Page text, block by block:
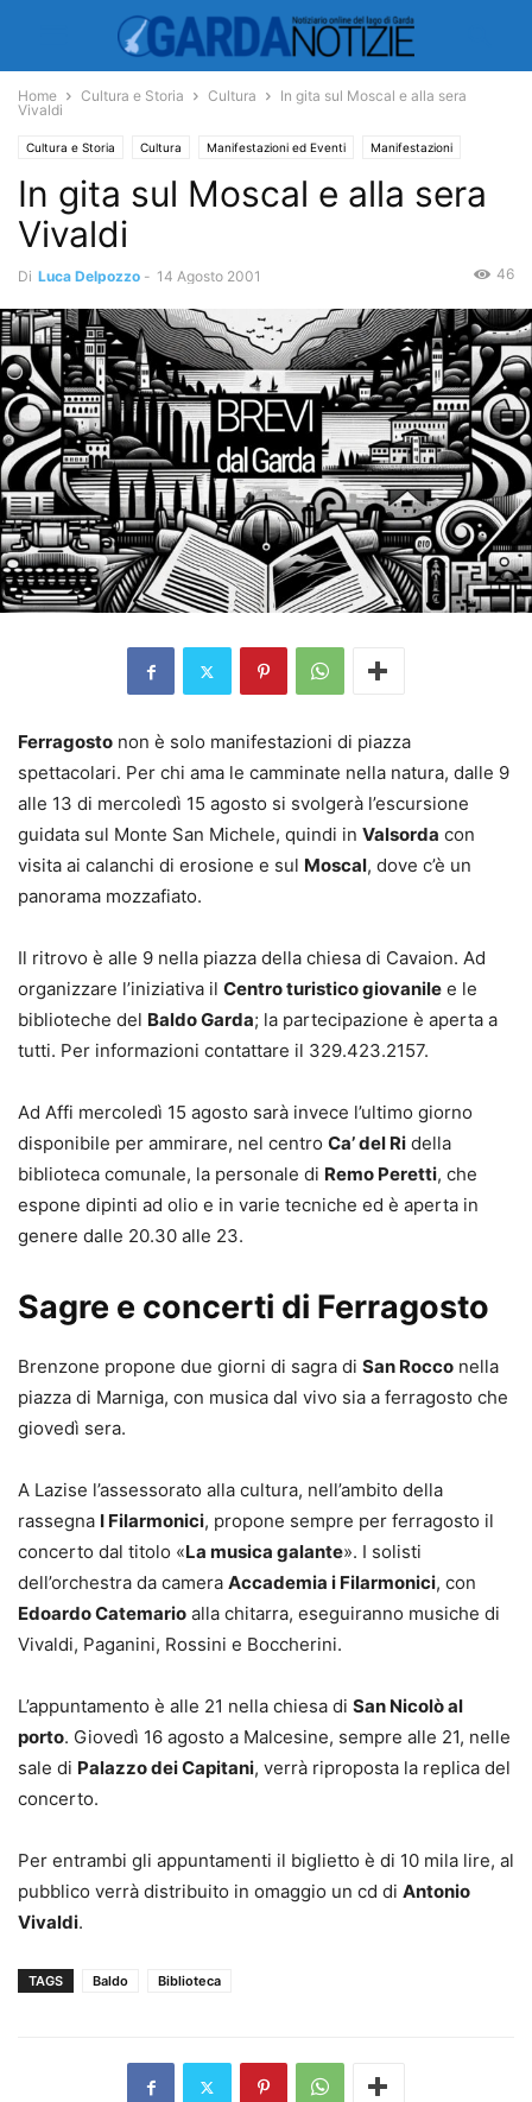
Home Cultura e Storia Cultura
In gita sul Moscal e alla sera
Vivaldi
Cultura e Storia Cultura Manifestazioni ed Eventi Manifestazioni
In gita sul Moscal e alla sera
Vivaldi
Di Luca Delpozzo - 14 Agosto 2001 46
Ferragosto non è solo manifestazioni di piazza
spettacolari. Per chi ama le camminate nella natura, dalle 9
alle 13 di mercoledì 15 agosto si svolgerà l’escursione
guidata sul Monte San Michele, quindi in Valsorda con
visita ai calanchi di erosione e sul Moscal, dove c’è un
panorama mozzafiato.
Il ritrovo è alle 9 nella piazza della chiesa di Cavaion. Ad
organizzare l’iniziativa il Centro turistico giovanile e le
biblioteche del Baldo Garda; la partecipazione è aperta a
tutti. Per informazioni contattare il 329.423.2157.
Ad Affi mercoledì 15 agosto sarà invece l’ultimo giorno
disponibile per ammirare, nel centro Ca’ del Ri della
biblioteca comunale, la personale di Remo Peretti, che
espone dipinti ad olio e in varie tecniche ed è aperta in
genere dalle 20.30 alle 23.
Sagre e concerti di Ferragosto
Brenzone propone due giorni di sagra di San Rocco nella
piazza di Marniga, con musica dal vivo sia a ferragosto che
giovedì sera.
A Lazise l’assessorato alla cultura, nell’ambito della
rassegna I Filarmonici, propone sempre per ferragosto il
concerto dal titolo «La musica galante». I solisti
dell’orchestra da camera Accademia i Filarmonici, con
Edoardo Catemario alla chitarra, eseguiranno musiche di
Vivaldi, Paganini, Rossini e Boccherini.
L’appuntamento è alle 21 nella chiesa di San Nicolò al
porto. Giovedì 16 agosto a Malcesine, sempre alle 21, nelle
sale di Palazzo dei Capitani, verrà riproposta la replica del
concerto.
Per entrambi gli appuntamenti il biglietto è di 10 mila lire, al
pubblico verrà distribuito in omaggio un cd di Antonio
Vivaldi.
TAGS Baldo Biblioteca